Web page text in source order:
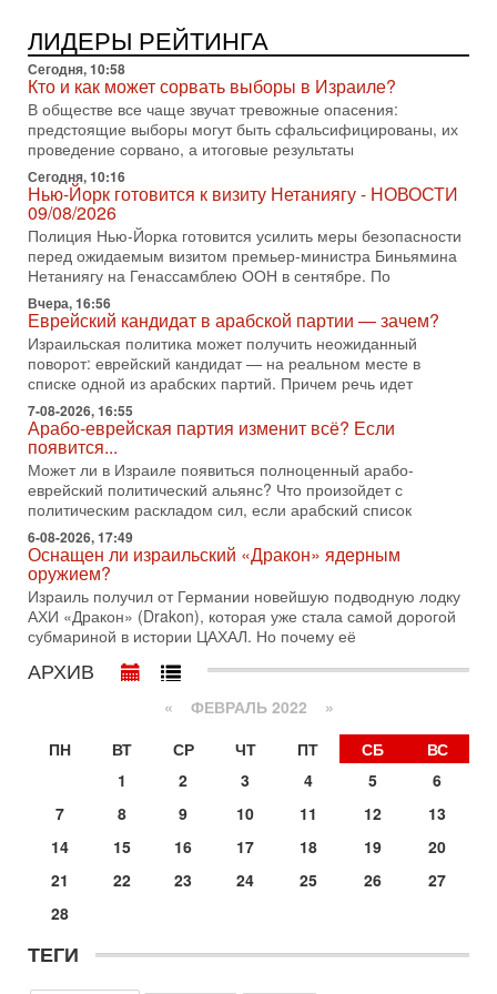
В эфире ITON-TV доктор Эльдар Намазов , историк,
политолог, в прошлом – помощник Президента
Азербайджана Гейдара Алиева . Ведет программу
Александр
3-08-2026, 11:09
Выборы в Израиле в опасности?! ШАБАК формирует
спецотдел
В этом выпуске мы разбираем одну из самых тревожных
тем израильской политики. Известно, что израильская
Служба общей безопасности (ШАБАК) создала
3-08-2026, 08:32
Трамп и Иран: последний шанс - НОВОСТИ
03/08/2026
Президент США Дональд Трамп объявил о возобновлении
переговоров с Ираном, но Тегеран пока не подтвердил
готовность к диалогу. По словам американского
2-08-2026, 08:42
Трамп отменил удар по Ирану - НОВОСТИ
02/08/2026
Президент США Дональд Трамп сегодня заявил об отмене
подготовленного удара по Ирану после обращений
Тегерана и других стран региона. По его словам,
1-08-2026, 17:50
«Русский голос» Израиля: кто заберет его на этот
раз?
Голоса русскоязычных репатриантов не раз кардинально
меняли политический ландшафт Израиля. Достаточно
вспомнить взлет партии «Исраэль ба-алия», когда
31-07-2026, 17:00
молчат Трамп и Нетаньяху?
Недавний визит премьер-министра Израиля Биньямина
Нетаньяху в США и его встреча с Дональдом Трампом
оставили больше вопросов, чем ответов. Полная
Иран готовит покушение на Нетаниягу! Трамп не
хочет эскалации, но КСИР готовит взрыв!
по вопросам безопасности, офицер запаса
Битва за разоружение ХАМАСа - НОВОСТИ
Сегодня президент США Дональд Трамп заявил о
ЛИДЕРЫ РЕЙТИНГА
Сегодня, 10:58
Кто и как может сорвать выборы в Израиле?
В обществе все чаще звучат тревожные опасения:
предстоящие выборы могут быть сфальсифицированы, их
проведение сорвано, а итоговые результаты
Сегодня, 10:16
Нью-Йорк готовится к визиту Нетаниягу - НОВОСТИ
09/08/2026
Полиция Нью-Йорка готовится усилить меры безопасности
перед ожидаемым визитом премьер-министра Биньямина
Нетаниягу на Генассамблею ООН в сентябре. По
Вчера, 16:56
Еврейский кандидат в арабской партии — зачем?
Израильская политика может получить неожиданный
поворот: еврейский кандидат — на реальном месте в
списке одной из арабских партий. Причем речь идет
7-08-2026, 16:55
Арабо-еврейская партия изменит всё? Если
появится...
Может ли в Израиле появиться полноценный арабо-
еврейский политический альянс? Что произойдет с
политическим раскладом сил, если арабский список
6-08-2026, 17:49
Оснащен ли израильский «Дракон» ядерным
оружием?
Израиль получил от Германии новейшую подводную лодку
АХИ «Дракон» (Drakon), которая уже стала самой дорогой
субмариной в истории ЦАХАЛ. Но почему её
АРХИВ
« ФЕВРАЛЬ 2022 »
ПН
ВТ СР ЧТ ПТ СБ
ВС
1
2 3 4 5
6
7
8 9 10 11 12
13
14
15 16 17 18 19
20
21
22 23 24 25 26
27
28
ТЕГИ